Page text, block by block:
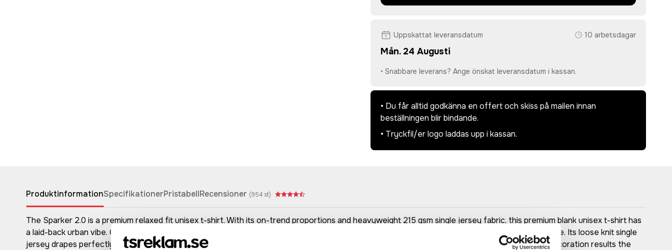
Uppskattat leveransdatum 10 arbetsdagar
Mån. 24 Augusti
• Snabbare leverans? Ange önskat leveransdatum i kassan.
• Du får alltid godkänna en offert och skiss på mailen innan
beställningen blir bindande.
• Tryckfil/er logo laddas upp i kassan.
ProduktinformationSpecifikationerPristabellRecensioner (954 st)
The Sparker 2.0 is a premium relaxed fit unisex t-shirt. With its on-trend proportions and heavyweight 215 gsm single jersey fabric, this premium blank unisex t-shirt has
a laid-back urban vibe. Crafted from 100% organic cotton, the Sparker 2.0 offers outstanding decoration results, whatever technique you choose. Its loose knit single
jersey drapes perfectly, ensuring a great fit and supreme comfort. If you're looking for a blank t-shirt with a relaxed, urban vibe and excellent decoration results the